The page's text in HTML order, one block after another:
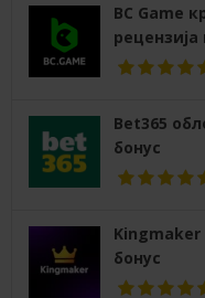
BC Game
рецензија
Bet365
бонус
Kingmaker
бонус